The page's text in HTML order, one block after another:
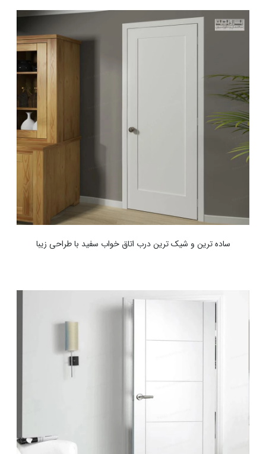
ساده ترین و شیک ترین درب اتاق خواب سفید با طراحی زیبا